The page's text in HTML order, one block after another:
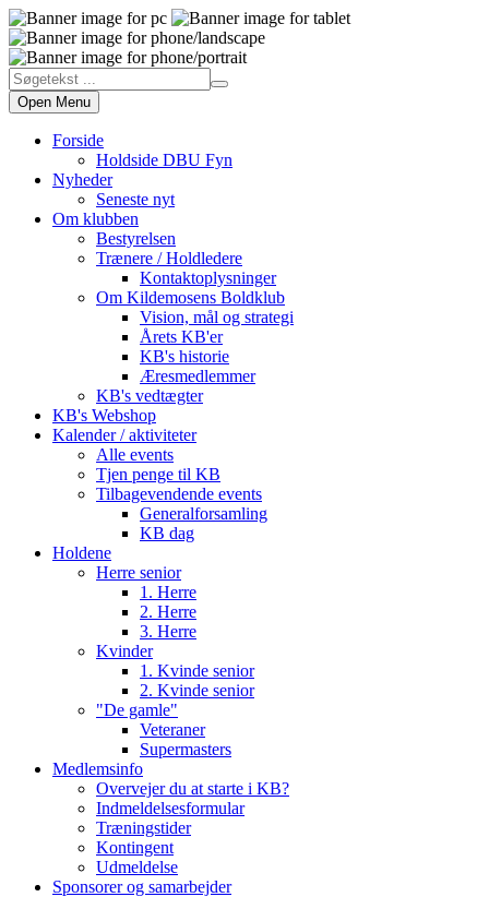
Open Menu
Forside
Holdside DBU Fyn
Nyheder
Seneste nyt
Om klubben
Bestyrelsen
Trænere / Holdledere
Kontaktoplysninger
Om Kildemosens Boldklub
Vision, mål og strategi
Årets KB'er
KB's historie
Æresmedlemmer
KB's vedtægter
KB's Webshop
Kalender / aktiviteter
Alle events
Tjen penge til KB
Tilbagevendende events
Generalforsamling
KB dag
Holdene
Herre senior
1. Herre
2. Herre
3. Herre
Kvinder
1. Kvinde senior
2. Kvinde senior
"De gamle"
Veteraner
Supermasters
Medlemsinfo
Overvejer du at starte i KB?
Indmeldelsesformular
Træningstider
Kontingent
Udmeldelse
Sponsorer og samarbejder